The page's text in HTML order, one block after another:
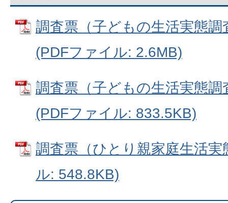
調査票（子どもの生活実態
(PDFファイル: 2.6MB)
調査票（子どもの生活実態
(PDFファイル: 833.5KB)
調査票（ひとり親家庭生活
ル: 548.8KB)